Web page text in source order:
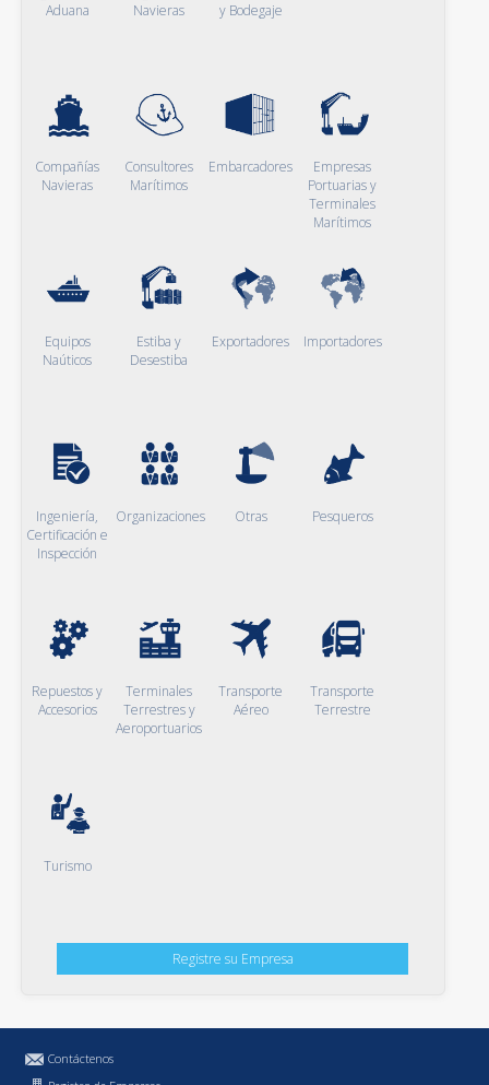
Aduana
Navieras
y Bodegaje
Compañías
Navieras
Consultores
Marítimos
Embarcadores
Empresas
Portuarias y
Terminales
Marítimos
Equipos
Naúticos
Estiba y
Desestiba
Exportadores Importadores
Ingeniería,
Certificación e
Inspección
Organizaciones Otras Pesqueros
Repuestos y
Accesorios
Terminales
Terrestres y
Aeroportuarios
Transporte
Aéreo
Transporte
Terrestre
Turismo
Registre su Empresa
Contáctenos